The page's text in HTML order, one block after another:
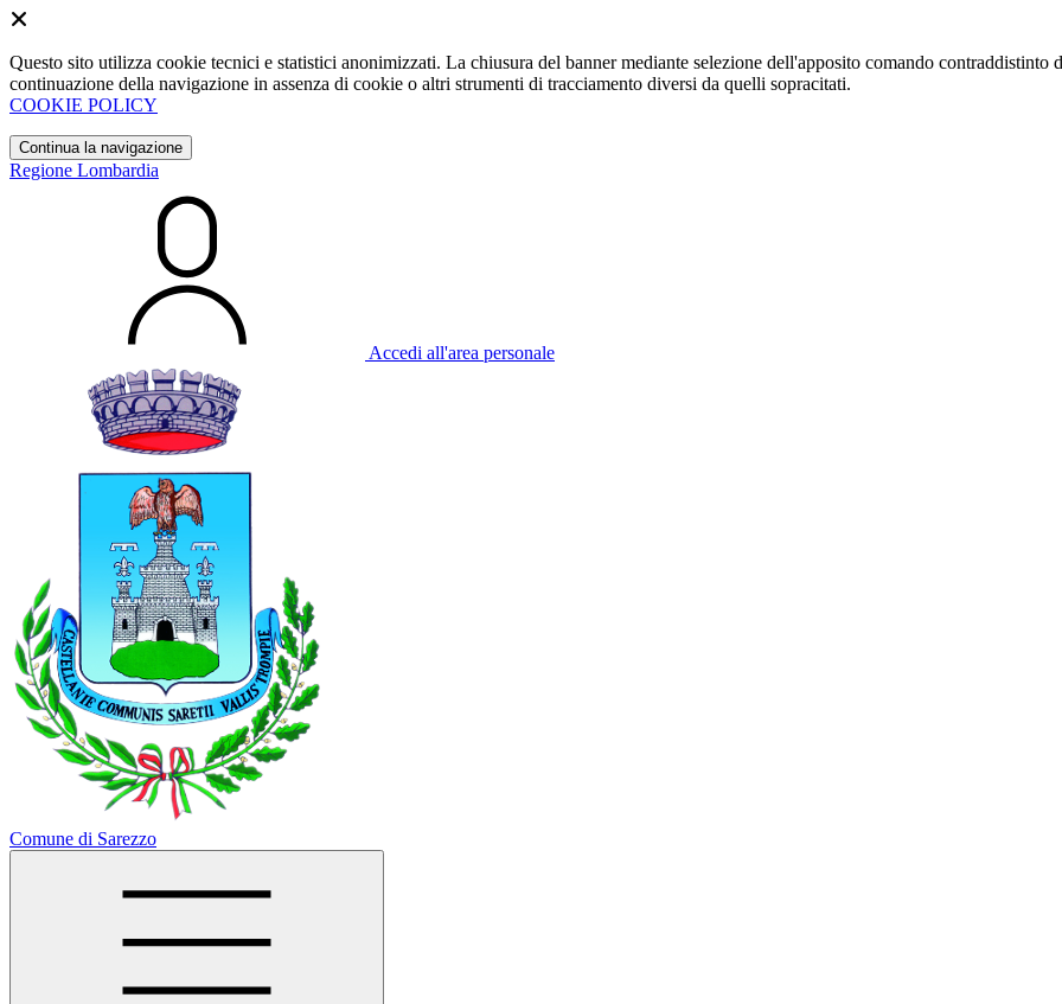
Questo sito utilizza cookie tecnici e statistici anonimizzati. La chiusura del banner mediante selezione dell'apposito comando
continuazione della navigazione in assenza di cookie o altri strumenti di tracciamento diversi da quelli sopracitati.
COOKIE POLICY
Continua la navigazione
Regione Lombardia
Accedi all'area personale
Comune di Sarezzo